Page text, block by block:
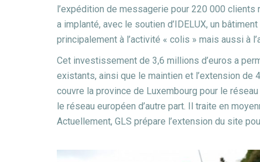
l’expédition de messagerie pour 220 000
a implanté, avec le soutien d’IDELUX, un
principalement à l’activité « colis » mais aussi à
Cet investissement de 3,6 millions d’euros a
existants, ainsi que le maintien et l’extension de
couvre la province de Luxembourg pour le
le réseau européen d’autre part. Il traite en
Actuellement, GLS prépare l’extension du site